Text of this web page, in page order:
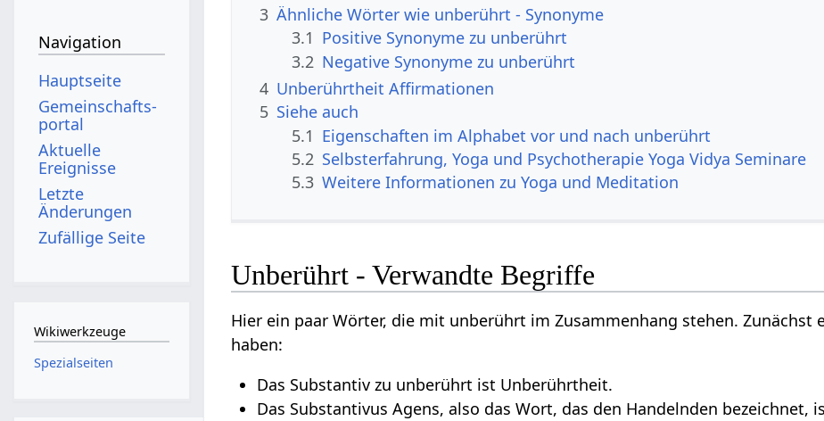
3 Ähnliche Wörter wie unberührt - Synonyme
3.1 Positive Synonyme zu unberührt
3.2 Negative Synonyme zu unberührt
4 Unberührtheit Affirmationen
5 Siehe auch
5.1 Eigenschaften im Alphabet vor und nach unberührt
5.2 Selbsterfahrung, Yoga und Psychotherapie Yoga Vidya Seminare
5.3 Weitere Informationen zu Yoga und Meditation
Unberührt - Verwandte Begriffe
Hier ein paar Wörter, die mit unberührt im Zusammenhang stehen. Zunächst
haben:
Das Substantiv zu unberührt ist Unberührtheit.
Das Substantivus Agens, also das Wort, das den Handelnden bezeichnet,
Navigation
Hauptseite
Gemeinschafts­
portal
Aktuelle
Ereignisse
Letzte
Änderungen
Zufällige Seite
Wikiwerkzeuge
Spezialseiten